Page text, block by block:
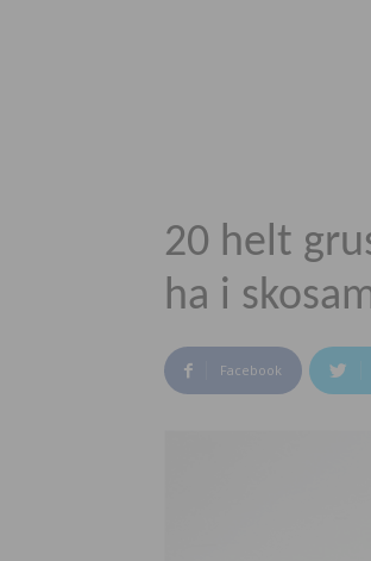
20 helt
ha i
Facebook